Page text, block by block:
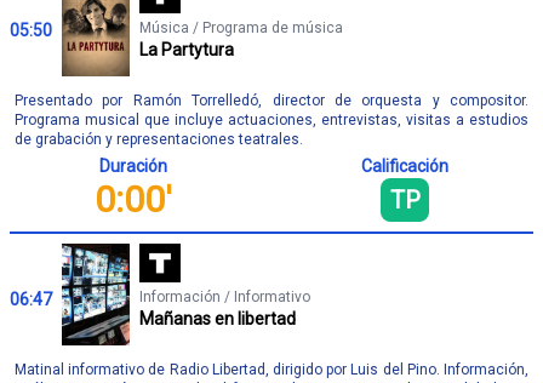
05:50 Música / Programa de música
La Partytura
Presentado por Ramón Torrelledó, director de orquesta y compositor.
Programa musical que incluye actuaciones, entrevistas, visitas a estudios
de grabación y representaciones teatrales.
Duración
0:00'
Calificación
TP
06:47 Información / Informativo
Mañanas en libertad
Matinal informativo de Radio Libertad, dirigido por Luis del Pino. Información,